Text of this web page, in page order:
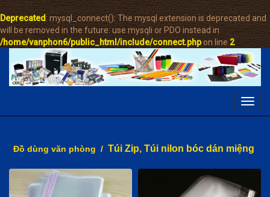
Deprecated: mysql_connect(): The mysql extension is deprecated and
will be removed in the future: use mysqli or PDO instead in
/home/vanphon6/public_html/include/connect.phpon line 2
Đồ dùng văn phòng / Túi Zip, Túi nilon bóc dán miệng